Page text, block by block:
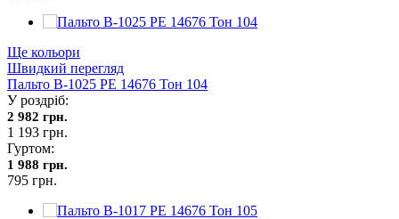
Ще кольори
Швидкий перегляд
Пальто В-1025 PE 14676 Тон 104
У роздріб:
2 982 грн.
1 193 грн.
Гуртом:
1 988 грн.
795 грн.